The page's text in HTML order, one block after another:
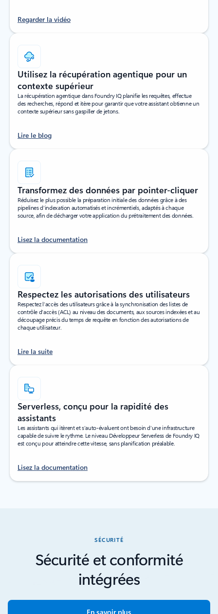
Regarder la vidéo
Utilisez la récupération agentique pour un
contexte supérieur
La récupération agentique dans Foundry IQ planifie les requêtes, effectue
des recherches, répond et itère pour garantir que votre assistant obtienne un
contexte supérieur sans gaspiller de jetons.
Lire le blog
Transformez des données par pointer-cliquer
Réduisez le plus possible la préparation initiale des données grâce à des
pipelines d’indexation automatisés et incrémentiels, adaptés à chaque
source, afin de décharger votre application du prétraitement des données.
Lisez la documentation
Respectez les autorisations des utilisateurs
Respectez l’accès des utilisateurs grâce à la synchronisation des listes de
contrôle d’accès (ACL) au niveau des documents, aux sources indexées et au
découpage précis du temps de requête en fonction des autorisations de
chaque utilisateur.
Lire la suite
Serverless, conçu pour la rapidité des
assistants
Les assistants qui itèrent et s’auto-évaluent ont besoin d’une infrastructure
capable de suivre le rythme. Le niveau Développeur Serverless de Foundry IQ
est conçu pour atteindre cette vitesse, sans planification préalable.
Lisez la documentation
SÉCURITÉ
Sécurité et conformité
intégrées